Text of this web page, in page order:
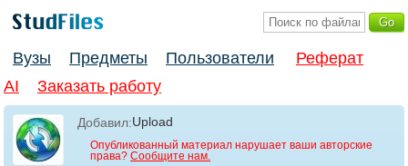
Вузы Предметы Пользователи
Реферат
AI
Заказать работу
Добавил:Upload
Опубликованный материал нарушает ваши авторские
права? Сообщите нам.